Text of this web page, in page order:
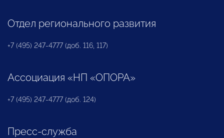
Отдел регионального развития
+7 (495) 247-4777 (доб. 116, 117)
Ассоциация «НП «ОПОРА»
+7 (495) 247-4777 (доб. 124)
Пресс-служба